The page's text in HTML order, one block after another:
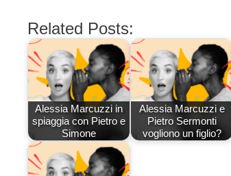
Related Posts:
Alessia Marcuzzi in
spiaggia con Pietro e
Simone
Alessia Marcuzzi e
Pietro Sermonti
vogliono un figlio?